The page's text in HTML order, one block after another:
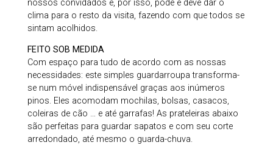
nossos convidados e, por isso, pode e deve dar o
clima para o resto da visita, fazendo com que todos se
sintam acolhidos.
FEITO SOB MEDIDA
Com espaço para tudo de acordo com as nossas
necessidades: este simples guardarroupa transforma-
se num móvel indispensável graças aos inúmeros
pinos. Eles acomodam mochilas, bolsas, casacos,
coleiras de cão … e até garrafas! As prateleiras abaixo
são perfeitas para guardar sapatos e com seu corte
arredondado, até mesmo o guarda-chuva.